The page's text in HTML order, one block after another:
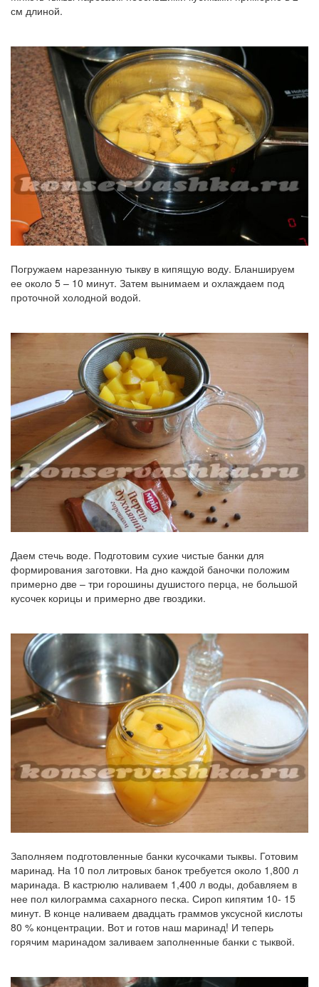
см длиной.
Погружаем нарезанную тыкву в кипящую воду. Бланшируем
ее около 5 – 10 минут. Затем вынимаем и охлаждаем под
проточной холодной водой.
Даем стечь воде. Подготовим сухие чистые банки для
формирования заготовки. На дно каждой баночки положим
примерно две – три горошины душистого перца, не большой
кусочек корицы и примерно две гвоздики.
Заполняем подготовленные банки кусочками тыквы. Готовим
маринад. На 10 пол литровых банок требуется около 1,800 л
маринада. В кастрюлю наливаем 1,400 л воды, добавляем в
нее пол килограмма сахарного песка. Сироп кипятим 10- 15
минут. В конце наливаем двадцать граммов уксусной кислоты
80 % концентрации. Вот и готов наш маринад! И теперь
горячим маринадом заливаем заполненные банки с тыквой.